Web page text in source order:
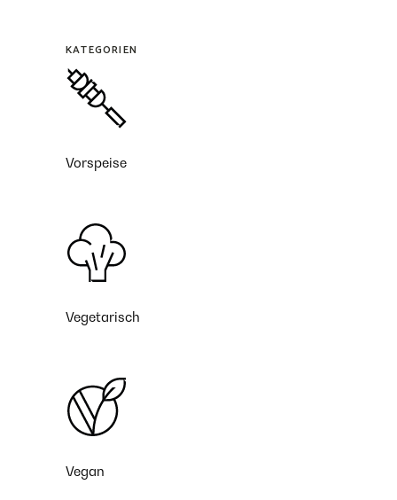
KATEGORIEN
Vorspeise
Vegetarisch
Vegan